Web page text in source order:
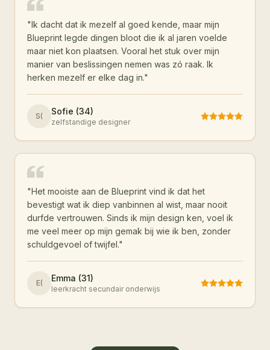
"Ik dacht dat ik mezelf al goed kende, maar mijn
Blueprint legde dingen bloot die ik al jaren voelde
maar niet kon plaatsen. Vooral het stuk over mijn
manier van beslissingen nemen was zó raak. Ik
herken mezelf er elke dag in."
S( Sofie (34)
zelfstandige designer
"Het mooiste aan de Blueprint vind ik dat het
bevestigt wat ik diep vanbinnen al wist, maar nooit
durfde vertrouwen. Sinds ik mijn design ken, voel ik
me veel meer op mijn gemak bij wie ik ben, zonder
schuldgevoel of twijfel."
E( Emma (31)
leerkracht secundair onderwijs